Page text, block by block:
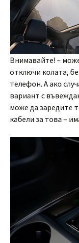
Внимавайте! –
отключи колата,
телефон. А ако
вариант с
може да заредите
кабели за това –